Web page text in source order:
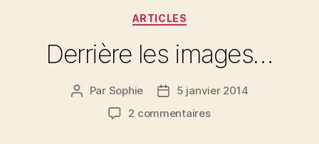
Catégories
ARTICLES
Derrière les images…
Auteur
l’article
Par Sophie
Date5 janvier 2014
2 commentairessur